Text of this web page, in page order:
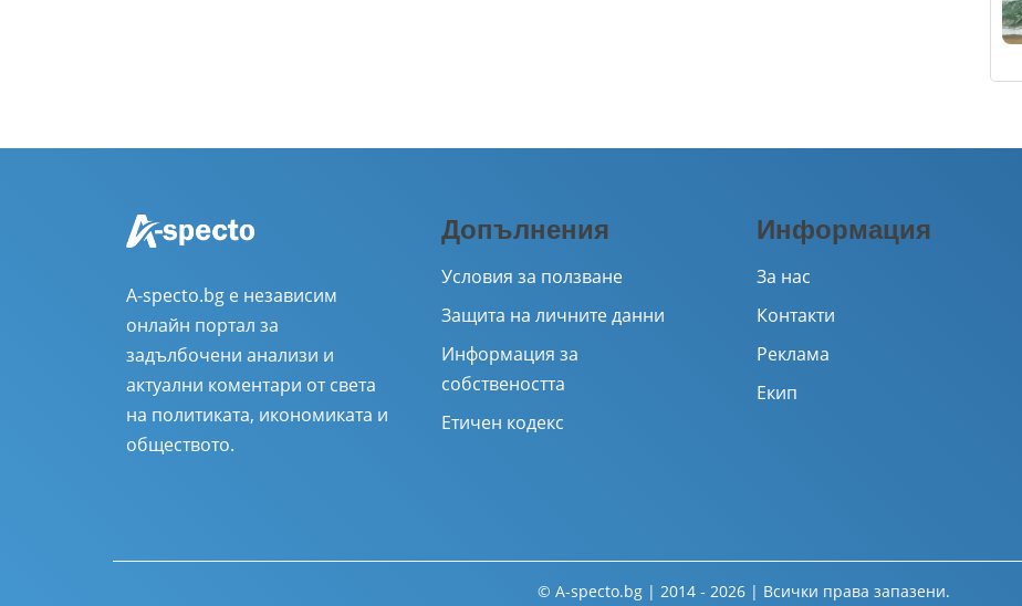
A-specto.bg е независим
онлайн портал за
задълбочени анализи и
актуални коментари от света
на политиката, икономиката и
обществото.
Допълнения
Условия за ползване
Защита на личните данни
Информация за
собствеността
Етичен кодекс
Информация
За нас
Контакти
Реклама
Екип
© A-specto.bg | 2014 - 2026 | Всички права запазени.